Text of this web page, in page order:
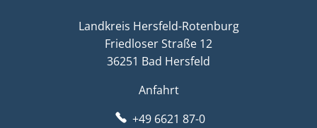
Landkreis Hersfeld-Rotenburg
Friedloser Straße 12
36251 Bad Hersfeld
Anfahrt
+49 6621 87-0